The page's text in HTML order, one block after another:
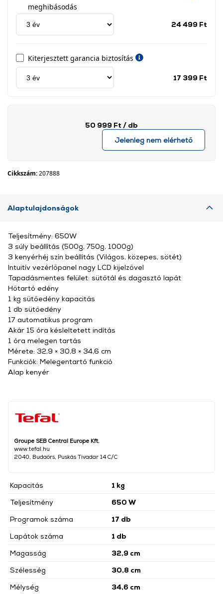
meghibásodás
24 499 Ft
Kiterjesztett garancia biztosítás
17 399 Ft
50 999 Ft / db
Jelenleg nem elérhető
Cikkszám:207888
Alaptulajdonságok
Groupe SEB Central Europe Kft.
www.tefal.hu
2040, Budaörs, Puskás Tivadar 14 C/C
Kapacitás
1 kg
Teljesítmény
650 W
Programok száma
17 db
Lapátok száma
1 db
Magasság
32,9 cm
Szélesség
30,8 cm
Mélység
34,6 cm
Teljesítmény: 650W
3 súly beállítás (500g, 750g, 1000g)
3 kenyérhéj szín beállítás (Világos, közepes, sötét)
Intuitív vezérlőpanel nagy LCD kijelzővel
Tapadásmentes felület: sütőtál és dagasztó lapát
Hőtartó edény
1 kg sütőedény kapacitás
1 db sütőedény
17 automatikus program
Akár 15 óra késleltetett indítás
1 óra melegen tartás
Mérete: 32,9 × 30,8 × 34,6 cm
Funkciók: Melegentartó funkció
Alap kenyér